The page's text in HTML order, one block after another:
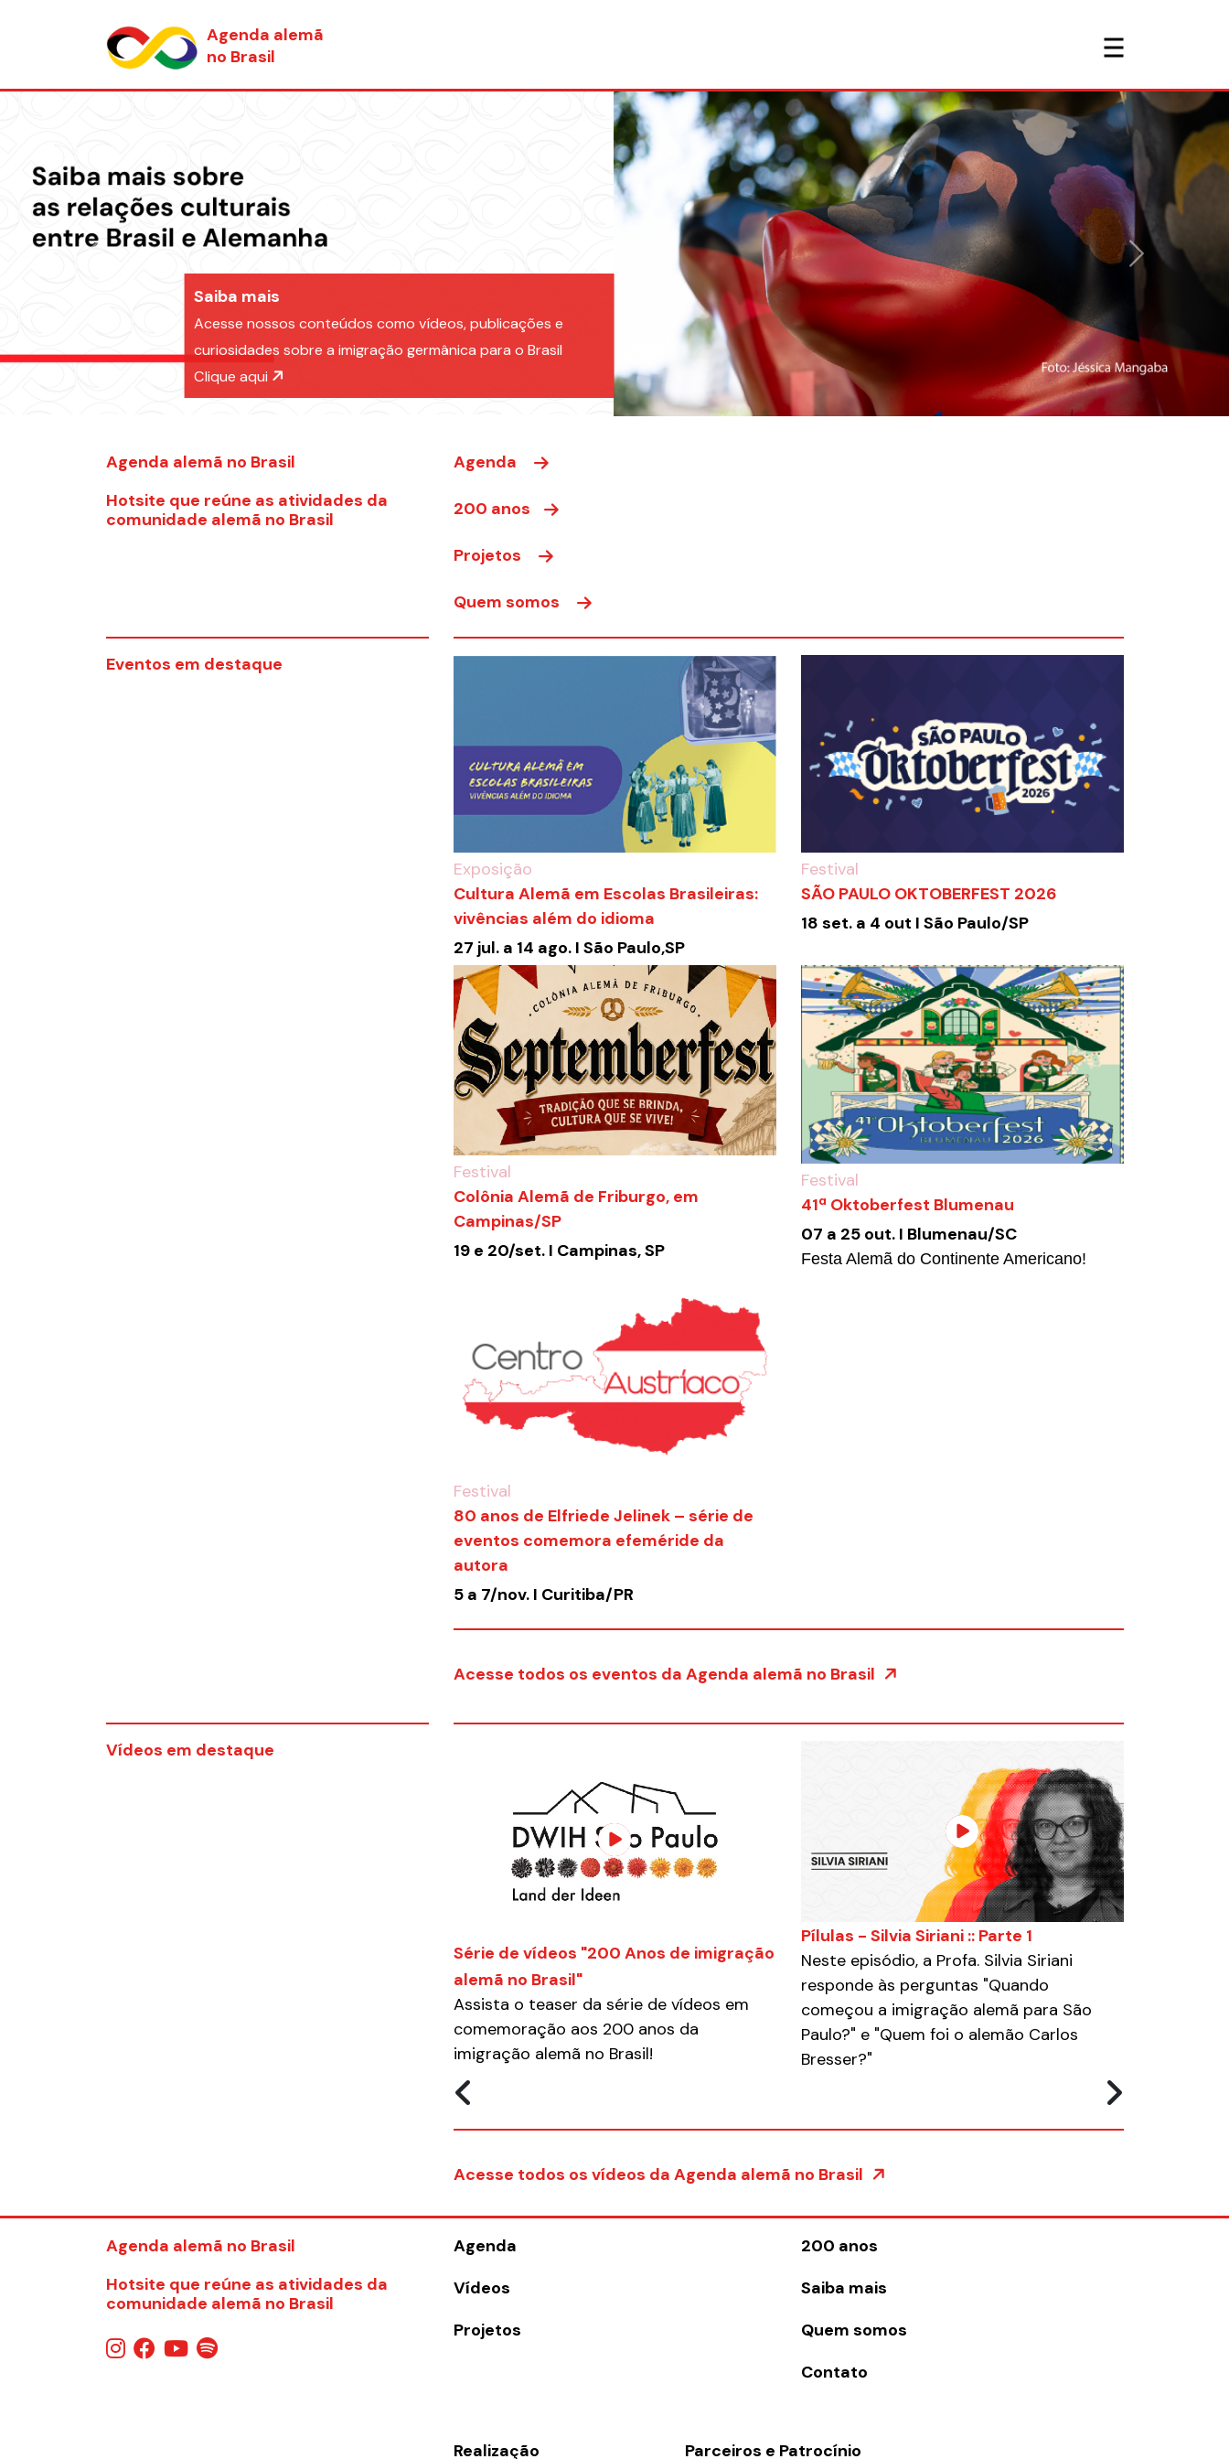
Agenda alemã
no Brasil
Saiba mais
Acesse nossos conteúdos como vídeos, publicações e
curiosidades sobre a imigração germânica para o Brasil
Clique aqui
Voltar
Agenda alemã no Brasil
Hotsite que reúne as atividades da
comunidade alemã no Brasil
Agenda
200 anos
Projetos
Quem somos
Eventos em destaque
Exposição
Cultura Alemã em Escolas Brasileiras:
vivências além do idioma
27 jul. a 14 ago. I São Paulo,SP
Festival
SÃO PAULO OKTOBERFEST 2026
18 set. a 4 out I São Paulo/SP
Festival
Colônia Alemã de Friburgo, em
Campinas/SP
19 e 20/set. I Campinas, SP
Festival
41ª Oktoberfest Blumenau
07 a 25 out. I Blumenau/SC
Festa Alemã do Continente Americano!
Festival
80 anos de Elfriede Jelinek – série de
eventos comemora efeméride da
autora
5 a 7/nov. I Curitiba/PR
Acesse todos os eventos da Agenda alemã no Brasil
Vídeos em destaque
Série de vídeos "200 Anos de imigração
alemã no Brasil"
Assista o teaser da série de vídeos em
comemoração aos 200 anos da
imigração alemã no Brasil!
Pílulas - Silvia Siriani :: Parte 1
Neste episódio, a Profa. Silvia Siriani
responde às perguntas "Quando
começou a imigração alemã para São
Paulo?" e "Quem foi o alemão Carlos
Bresser?"
Acesse todos os vídeos da Agenda alemã no Brasil
Agenda alemã no Brasil
Hotsite que reúne as atividades da
comunidade alemã no Brasil
Agenda
Vídeos
Projetos
200 anos
Saiba mais
Quem somos
Contato
Realização Parceiros e Patrocínio